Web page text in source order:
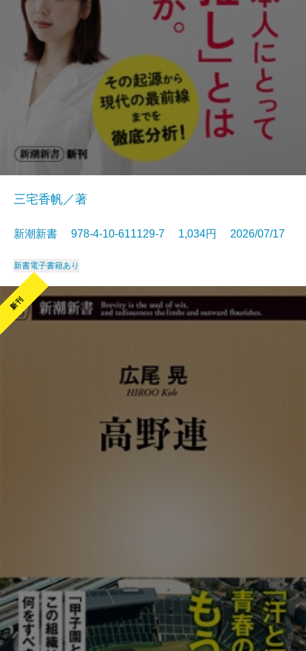
三宅香帆／著
新潮新書 978-4-10-611129-7 1,034円 2026/07/17
新書電子書籍あり
新刊